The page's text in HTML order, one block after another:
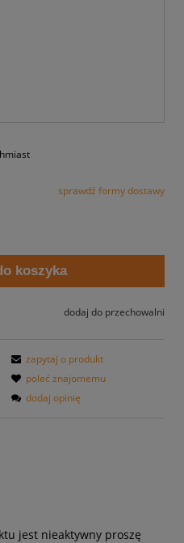
kosztów płatnościsprawdź formy dostawy
koszyka
dodaj do przechowalni
zapytaj o produkt
poleć znajomemu
dodaj opinię
jest nieaktywny proszę